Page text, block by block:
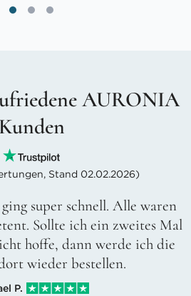
AURONIA
Kunden
Stand 02.02.2026)
super schnell. Alle waren
Sollte ich ein zweites Mal
hoffe, dann werde ich die
wieder bestellen.
P.